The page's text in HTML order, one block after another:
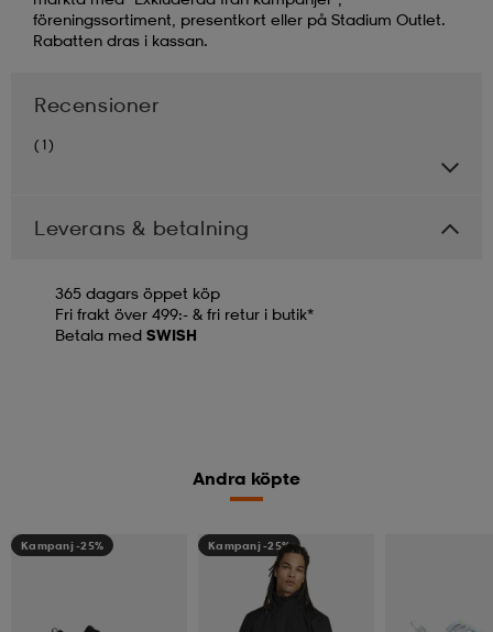
föreningssortiment, presentkort eller på Stadium Outlet.
Rabatten dras i kassan.
Recensioner
(1)
Leverans & betalning
365 dagars öppet köp
Fri frakt över 499:- & fri retur i butik*
Betala med SWISH
Andra köpte
Kampanj -25% Kampanj -25%